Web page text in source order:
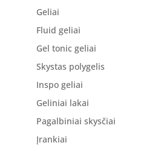
Geliai
Fluid geliai
Gel tonic geliai
Skystas polygelis
Inspo geliai
Geliniai lakai
Pagalbiniai skysčiai
Įrankiai